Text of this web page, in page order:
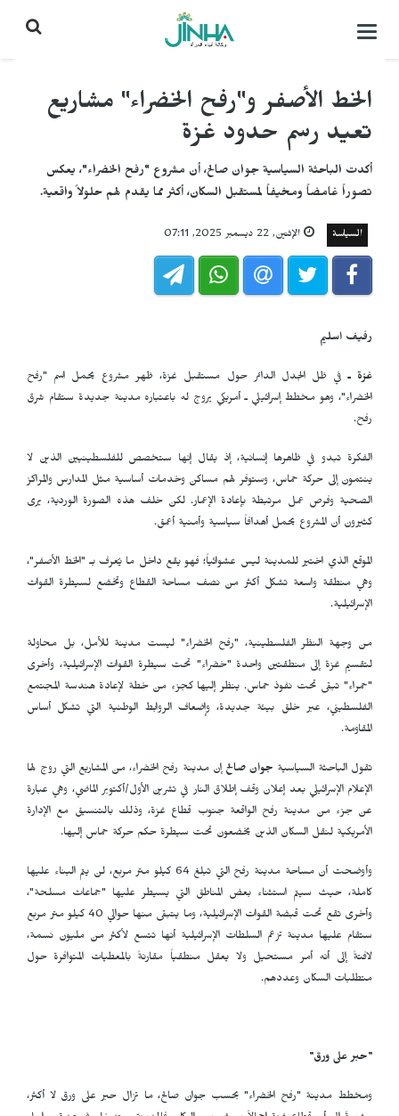
التحكم
الخط الأصفر و"رفح الخضراء" مشاريع
تعيد رسم حدود غزة
أكدت الباحثة السياسية جوان صالح، أن مشروع "رفح الخضراء"، يعكس
تصوراً غامضاً ومخيفاً لمستقبل السكان، أكثر مما يقدم لهم حلولاً واقعية.
السياسة الإثنين, 22 ديسمبر 2025, 07:11
رفيف اسليم
غزة ـ في ظل الجدل الدائر حول مستقبل غزة، ظهر مشروع يحمل اسم "رفح
الخضراء"، وهو مخطط إسرائيلي ـ أمريكي يروج له باعتباره مدينة جديدة ستقام شرق
رفح.
الفكرة تبدو في ظاهرها إنسانية، إذ يقال إنها ستخصص للفلسطينيين الذين لا
ينتمون إلى حركة حماس، وستوفر لهم مساكن وخدمات أساسية مثل المدارس والمراكز
الصحية وفرص عمل مرتبطة بإعادة الإعمار. لكن خلف هذه الصورة الوردية، يرى
كثيرون أن المشروع يحمل أهدافاً سياسية وأمنية أعمق.
الموقع الذي اختير للمدينة ليس عشوائياً؛ فهو يقع داخل ما يُعرف بـ "الخط الأصفر"،
وهي منطقة واسعة تشكل أكثر من نصف مساحة القطاع وتخضع لسيطرة القوات
الإسرائيلية.
من وجهة النظر الفلسطينية، "رفح الخضراء" ليست مدينة للأمل، بل محاولة
لتقسيم غزة إلى منطقتين واحدة "خضراء" تحت سيطرة القوات الإسرائيلية، وأخرى
"حمراء" تبقى تحت نفوذ حماس. ينظر إليها كجزء من خطة لإعادة هندسة المجتمع
الفلسطيني، عبر خلق بيئة جديدة، وإضعاف الروابط الوطنية التي تشكل أساس
المقاومة.
تقول الباحثة السياسية جوان صالح إن مدينة رفح الخضراء، من المشاريع التي روج لها
الإعلام الإسرائيلي بعد إعلان وقف إطلاق النار في تشرين الأول/أكتوبر الماضي، وهي عبارة
عن جزء من مدينة رفح الواقعة جنوب قطاع غزة، وذلك بالتنسيق مع الإدارة
الأمريكية لنقل السكان الذين يخضعون تحت سيطرة حكم حركة حماس إليها.
وأوضحت أن مساحة مدينة رفح التي تبلغ 64 كيلو متر مربع، لن يتم البناء عليها
كاملة، حيث سيتم استثناء بعض المناطق التي يسيطر عليها "جماعات مسلحة"،
وأخرى تقع تحت قبضة القوات الإسرائيلية، وما يتبقى منها حوالي 40 كيلو متر مربع
ستقام عليها مدينة تزعم السلطات الإسرائيلية أنها تتسع لأكثر من مليون نسمة،
لافتةً إلى أنه أمر مستحيل ولا يعقل منطقياً مقارنةً بالمعطيات المتوافرة حول
متطلبات السكان وعددهم.
"حبر على ورق"
ومخطط مدينة "رفح الخضراء" بحسب جوان صالح، ما تزال حبر على ورق لا أكثر،